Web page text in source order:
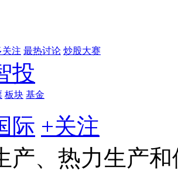
关注 最热讨论 炒股大赛
投
板块 基金
际 +关注
产、热力生产